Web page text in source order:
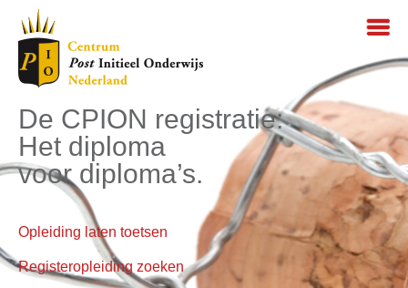
De CPION registratie:
Het diploma
voor diploma’s.
Opleiding laten toetsen
Registeropleiding zoeken